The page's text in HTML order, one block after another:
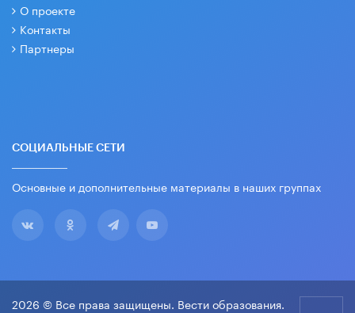
О проекте
Контакты
Партнеры
СОЦИАЛЬНЫЕ СЕТИ
Основные и дополнительные материалы в наших группах
2026 © Все права защищены. Вести образования.